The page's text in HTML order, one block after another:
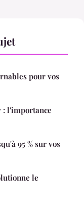
pour vos
: l'importance
95 % sur vos
le